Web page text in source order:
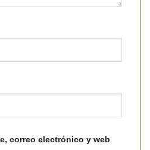
correo electrónico y web